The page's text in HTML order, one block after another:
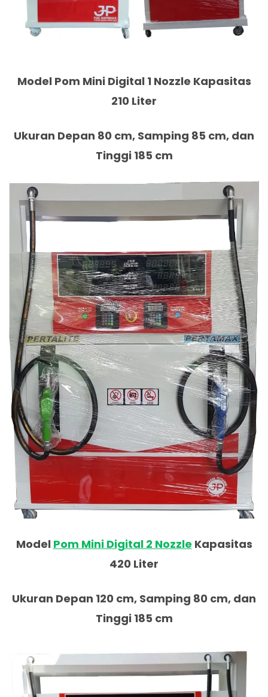
Model Pom Mini Digital 1 Nozzle Kapasitas
210 Liter
Ukuran Depan 80 cm, Samping 85 cm, dan
Tinggi 185 cm
Model Pom Mini Digital 2 Nozzle Kapasitas
420 Liter
Ukuran Depan 120 cm, Samping 80 cm, dan
Tinggi 185 cm